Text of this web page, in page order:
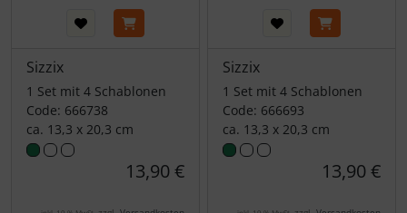
Sizzix
1 Set mit 4 Schablonen
Code: 666738
ca. 13,3 x 20,3 cm
13,90 €
Sizzix
1 Set mit 4 Schablonen
Code: 666693
ca. 13,3 x 20,3 cm
13,90 €